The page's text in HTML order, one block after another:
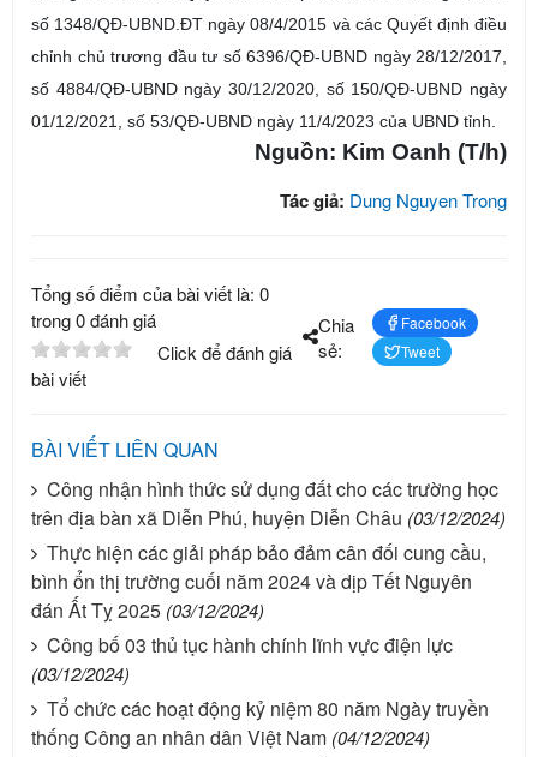
số 1348/QĐ-UBND.ĐT ngày 08/4/2015 và các Quyết định điều
chỉnh chủ trương đầu tư số 6396/QĐ-UBND ngày 28/12/2017,
số 4884/QĐ-UBND ngày 30/12/2020, số 150/QĐ-UBND ngày
01/12/2021, số 53/QĐ-UBND ngày 11/4/2023 của UBND tỉnh.
Nguồn: Kim Oanh (T/h)
Tác giả: Dung Nguyen Trong
Tổng số điểm của bài viết là: 0
trong 0 đánh giá
Click để đánh giá
bài viết
Chia
sẻ:
Facebook
Tweet
BÀI VIẾT LIÊN QUAN
Công nhận hình thức sử dụng đất cho các trường học
trên địa bàn xã Diễn Phú, huyện Diễn Châu (03/12/2024)
Thực hiện các giải pháp bảo đảm cân đối cung cầu,
bình ổn thị trường cuối năm 2024 và dịp Tết Nguyên
đán Ất Tỵ 2025 (03/12/2024)
Công bố 03 thủ tục hành chính lĩnh vực điện lực
(03/12/2024)
Tổ chức các hoạt động kỷ niệm 80 năm Ngày truyền
thống Công an nhân dân Việt Nam (04/12/2024)